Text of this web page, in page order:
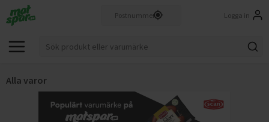
Logga in
Alla varor